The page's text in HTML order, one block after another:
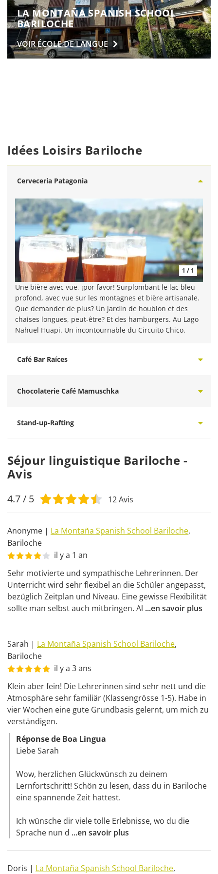
LA MONTAÑA SPANISH SCHOOL
BARILOCHE
VOIR ÉCOLE DELANGUE
Idées Loisirs Bariloche
Cerveceria Patagonia
1 / 1
Une bière avec vue, ¡por favor! Surplombant le lac bleu
profond, avec vue sur les montagnes et bière artisanale.
Que demander de plus? Un jardin de houblon et des
chaises longues, peut-être? Et des hamburgers. Au Lago
Nahuel Huapi. Un incontournable du Circuito Chico.
Café Bar Raíces
Chocolaterie Café Mamuschka
Stand-up-Rafting
Séjour linguistique Bariloche -
Avis
4.7/ 5 12Avis
Anonyme | La Montaña Spanish School Bariloche,
Bariloche
il y a 1 an
Sehr motivierte und sympathische Lehrerinnen. Der
Unterricht wird sehr flexibel an die Schüler angepasst,
bezüglich Zeitplan und Niveau. Eine gewisse Flexibilität
sollte man selbst auch mitbringen. Al ...en savoir plus
Sarah | La Montaña Spanish School Bariloche,
Bariloche
il y a 3 ans
Klein aber fein! Die Lehrerinnen sind sehr nett und die
Atmosphäre sehr familiär (Klassengrösse 1-5). Habe in
vier Wochen eine gute Grundbasis gelernt, um mich zu
verständigen.
Réponse de Boa Lingua
Liebe Sarah
Wow, herzlichen Glückwünsch zu deinem
Lernfortschritt! Schön zu lesen, dass du in Bariloche
eine spannende Zeit hattest.
Ich wünsche dir viele tolle Erlebnisse, wo du die
Sprache nun d ...en savoir plus
Doris | La Montaña Spanish School Bariloche,